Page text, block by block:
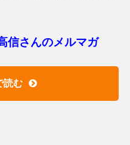
信さんのメルマガ
読む